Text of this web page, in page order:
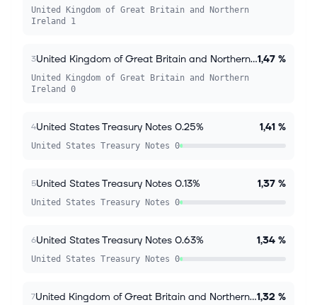
United Kingdom of Great Britain and Northern
Ireland 1
3 United Kingdom of Great Britain and Northern Ireland 0.38%1,47 %
United Kingdom of Great Britain and Northern
Ireland 0
4United States Treasury Notes 0.25% 1,41 %
United States Treasury Notes 0
5United States Treasury Notes 0.13% 1,37 %
United States Treasury Notes 0
6United States Treasury Notes 0.63% 1,34 %
United States Treasury Notes 0
7 United Kingdom of Great Britain and Northern Ireland 1.13%1,32 %